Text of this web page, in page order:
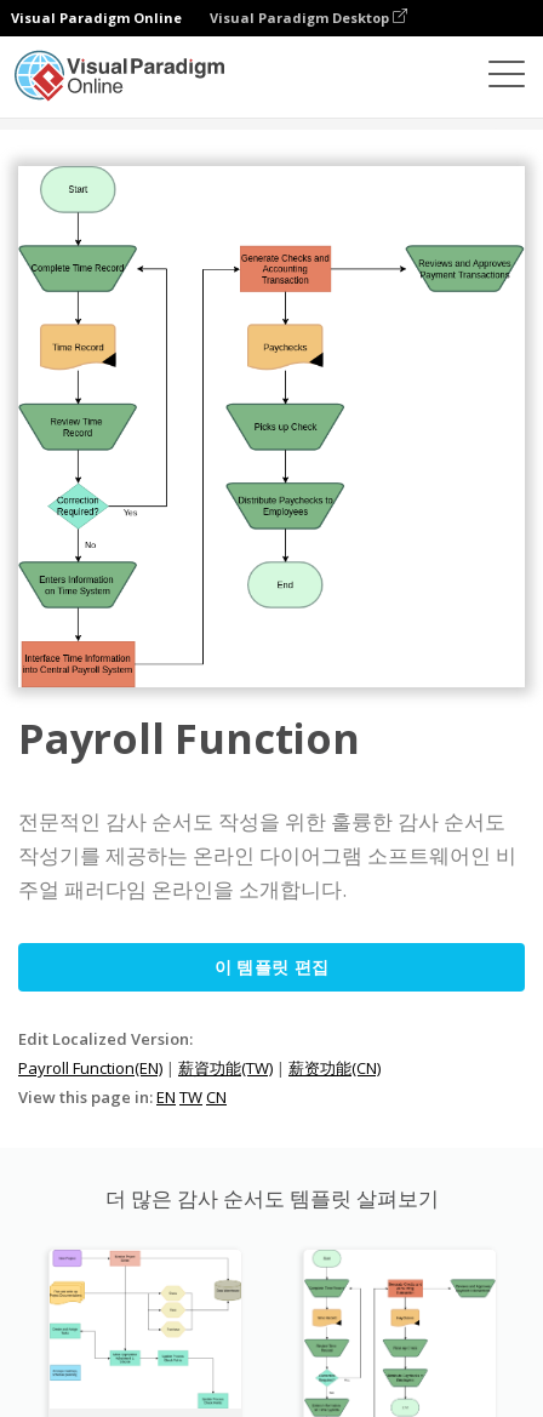
Visual Paradigm Online Visual Paradigm Desktop
Payroll Function
전문적인 감사 순서도 작성을 위한 훌륭한 감사 순서도
작성기를 제공하는 온라인 다이어그램 소프트웨어인 비
주얼 패러다임 온라인을 소개합니다.
이 템플릿 편집
Edit Localized Version:
Payroll Function(EN) | 薪資功能(TW) | 薪资功能(CN)
View this page in:EN TWCN
더 많은 감사 순서도 템플릿 살펴보기